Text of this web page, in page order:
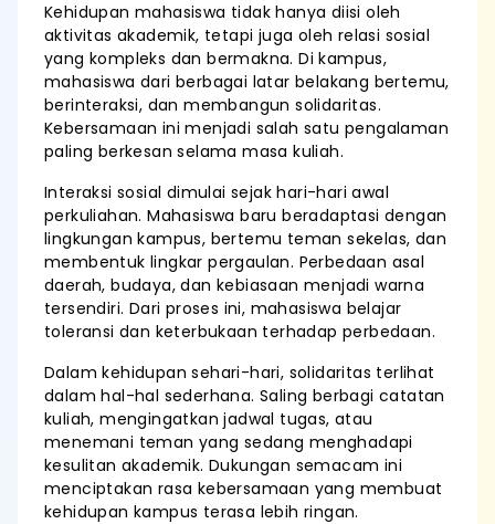
Kehidupan mahasiswa tidak hanya diisi oleh
aktivitas akademik, tetapi juga oleh relasi sosial
yang kompleks dan bermakna. Di kampus,
mahasiswa dari berbagai latar belakang bertemu,
berinteraksi, dan membangun solidaritas.
Kebersamaan ini menjadi salah satu pengalaman
paling berkesan selama masa kuliah.
Interaksi sosial dimulai sejak hari-hari awal
perkuliahan. Mahasiswa baru beradaptasi dengan
lingkungan kampus, bertemu teman sekelas, dan
membentuk lingkar pergaulan. Perbedaan asal
daerah, budaya, dan kebiasaan menjadi warna
tersendiri. Dari proses ini, mahasiswa belajar
toleransi dan keterbukaan terhadap perbedaan.
Dalam kehidupan sehari-hari, solidaritas terlihat
dalam hal-hal sederhana. Saling berbagi catatan
kuliah, mengingatkan jadwal tugas, atau
menemani teman yang sedang menghadapi
kesulitan akademik. Dukungan semacam ini
menciptakan rasa kebersamaan yang membuat
kehidupan kampus terasa lebih ringan.